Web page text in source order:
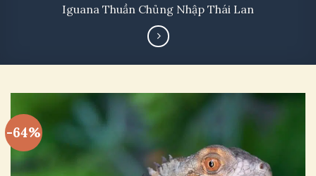
Iguana Thuần Chủng Nhập Thái Lan
-64%